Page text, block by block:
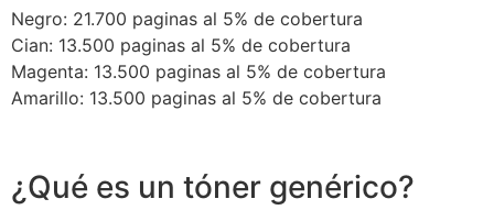
Negro: 21.700 paginas al 5% de cobertura
Cian: 13.500 paginas al 5% de cobertura
Magenta: 13.500 paginas al 5% de cobertura
Amarillo: 13.500 paginas al 5% de cobertura
¿Qué es un tóner genérico?